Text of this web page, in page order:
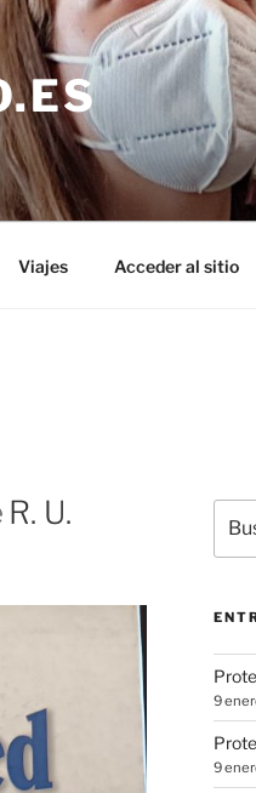
Viajes Acceder al sitio
R. U.
por:
9
9